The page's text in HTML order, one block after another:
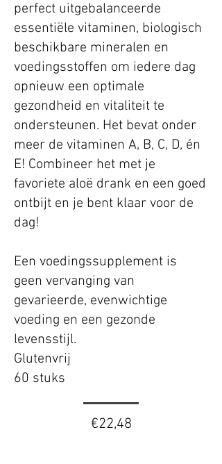
perfect uitgebalanceerde
essentiële vitaminen, biologisch
beschikbare mineralen en
voedingsstoffen om iedere dag
opnieuw een optimale
gezondheid en vitaliteit te
ondersteunen. Het bevat onder
meer de vitaminen A, B, C, D, én
E! Combineer het met je
favoriete aloë drank en een goed
ontbijt en je bent klaar voor de
dag!
Een voedingssupplement is
geen vervanging van
gevarieerde, evenwichtige
voeding en een gezonde
levensstijl.
Glutenvrij
60 stuks
€22,48